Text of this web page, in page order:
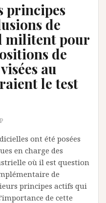
principes
de
militent pour
de
au
le test
ont été posées
en charge des
où il est question
de
principes actifs qui
de cette